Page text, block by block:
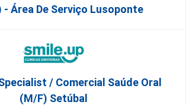
Área De Serviço Lusoponte
/ Comercial Saúde Oral
(M/F) Setúbal